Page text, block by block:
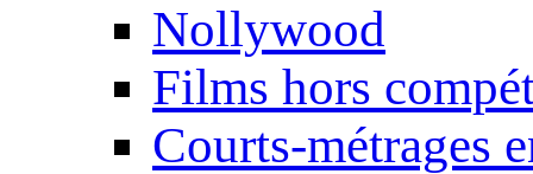
Nollywood
Films hors
Courts-métrages